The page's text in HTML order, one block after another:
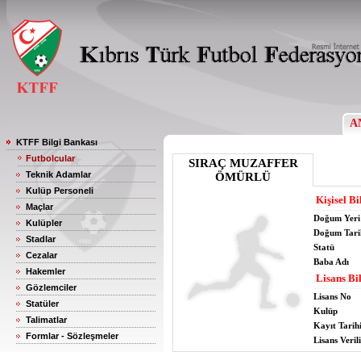
KTFF Bilgi Bankası
Futbolcular
Teknik Adamlar
Kulüp Personeli
Maçlar
Kulüpler
Stadlar
Cezalar
Hakemler
Gözlemciler
Statüler
Talimatlar
Formlar - Sözleşmeler
SIRAÇ MUZAFFER
ÖMÜRLÜ
Kişisel
Doğum Yeri
Doğum
Statü
Baba Adı
Lisans
Lisans No
Kulüp
Kayıt Tarihi
Lisans